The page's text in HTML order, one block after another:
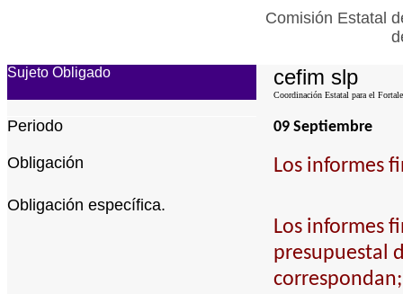
Comisión Estatal
Sujeto Obligado cefim slp
Coordinación Estatal para el
Periodo 09 Septiembre
Obligación Los informes
Obligación específica.
Los informes
presupuestal